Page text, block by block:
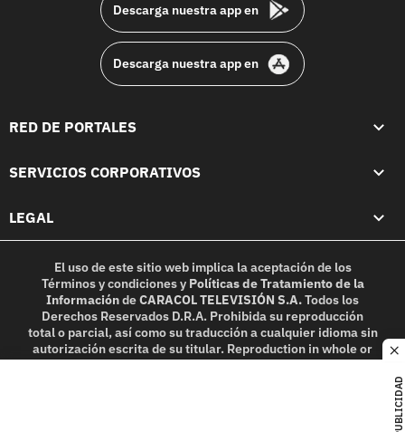
PUBLICIDAD
Descarga nuestra app en
Descarga nuestra app en
RED DE PORTALES
SERVICIOS CORPORATIVOS
LEGAL
El uso de este sitio web implica la aceptación de los
Términos y condicionesy Políticas de Tratamiento de la
InformacióndeCARACOL TELEVISIÓN S.A.Todos los
Derechos Reservados D.R.A. Prohibida su reproducción
total o parcial, así como su traducción a cualquier idioma sin
autorización escrita de su titular. Reproduction in whole or